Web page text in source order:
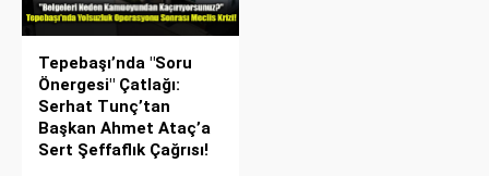
Tepebaşı’nda "Soru
Önergesi" Çatlağı:
Serhat Tunç’tan
Başkan Ahmet Ataç’a
Sert Şeffaflık Çağrısı!